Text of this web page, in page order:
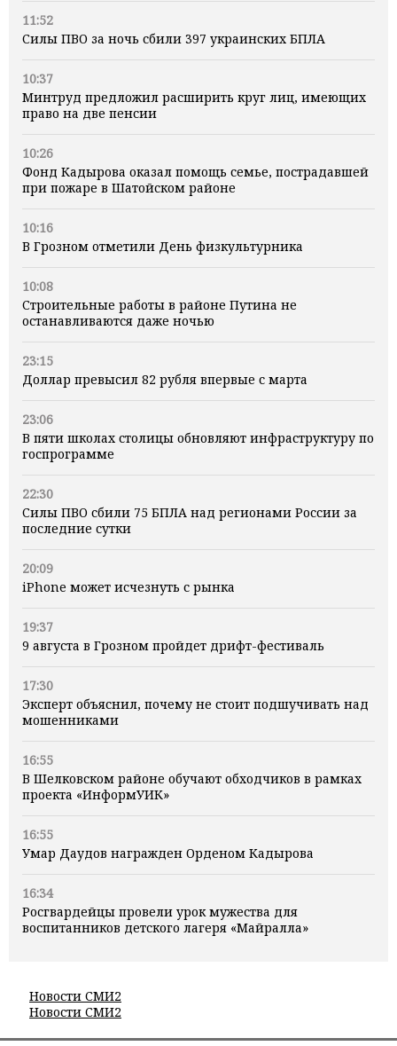
11:52
Силы ПВО за ночь сбили 397 украинских БПЛА
10:37
Минтруд предложил расширить круг лиц, имеющих
право на две пенсии
10:26
Фонд Кадырова оказал помощь семье, пострадавшей
при пожаре в Шатойском районе
10:16
В Грозном отметили День физкультурника
10:08
Строительные работы в районе Путина не
останавливаются даже ночью
23:15
Доллар превысил 82 рубля впервые с марта
23:06
В пяти школах столицы обновляют инфраструктуру по
госпрограмме
22:30
Силы ПВО сбили 75 БПЛА над регионами России за
последние сутки
20:09
iPhone может исчезнуть с рынка
19:37
9 августа в Грозном пройдет дрифт-фестиваль
17:30
Эксперт объяснил, почему не стоит подшучивать над
мошенниками
16:55
В Шелковском районе обучают обходчиков в рамках
проекта «ИнформУИК»
16:55
Умар Даудов награжден Орденом Кадырова
16:34
Росгвардейцы провели урок мужества для
воспитанников детского лагеря «Майралла»
Новости СМИ2
Новости СМИ2